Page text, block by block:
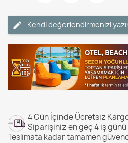
Kendi değerlendirmenizi
4 Gün İçinde Ücretsiz
Siparişiniz en geç 4 iş
Teslimata kadar tamamen